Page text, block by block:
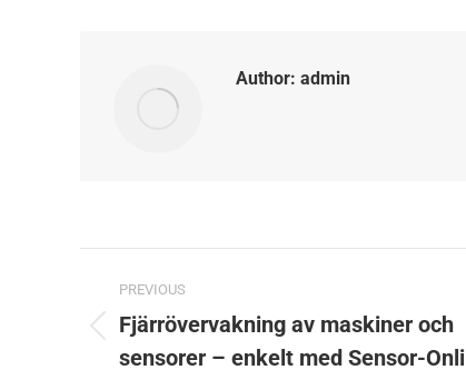
Author: admin
navigation
PREVIOUS
Previous
post:
Fjärrövervakning av maskiner och
sensorer – enkelt med Sensor-